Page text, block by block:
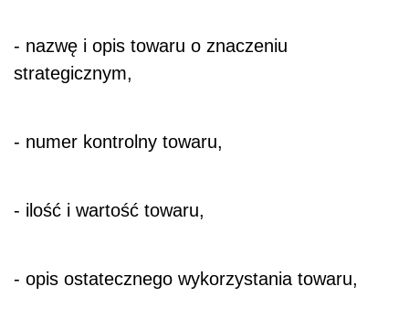
- nazwę i opis towaru o znaczeniu
strategicznym,
- numer kontrolny towaru,
- ilość i wartość towaru,
- opis ostatecznego wykorzystania towaru,